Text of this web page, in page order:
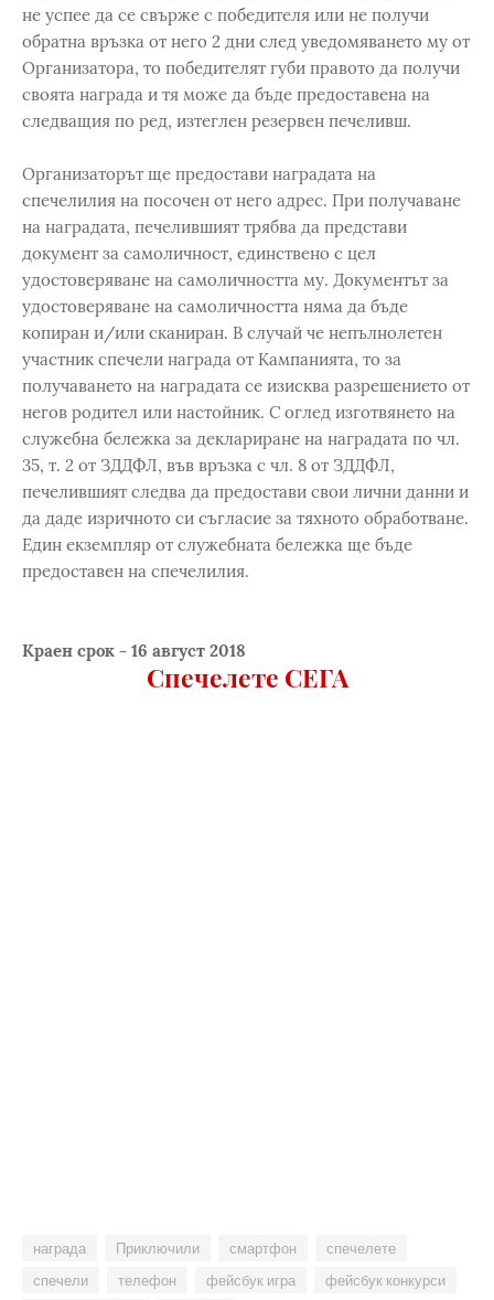
не успее да се свърже с победителя или не получи
обратна връзка от него 2 дни след уведомяването му от
Организатора, то победителят губи правото да получи
своята награда и тя може да бъде предоставена на
следващия по ред, изтеглен резервен печеливш.
Организаторът ще предостави наградата на
спечелилия на посочен от него адрес. При получаване
на наградата, печелившият трябва да представи
документ за самоличност, единствено с цел
удостоверяване на самоличността му. Документът за
удостоверяване на самоличността няма да бъде
копиран и/или сканиран. В случай че непълнолетен
участник спечели награда от Кампанията, то за
получаването на наградата се изисква разрешението от
негов родител или настойник. С оглед изготвянето на
служебна бележка за деклариране на наградата по чл.
35, т. 2 от ЗДДФЛ, във връзка с чл. 8 от ЗДДФЛ,
печелившият следва да предостави свои лични данни и
да даде изричното си съгласие за тяхното обработване.
Един екземпляр от служебната бележка ще бъде
предоставен на спечелилия.
Краен срок - 16 август 2018
Спечелете СЕГА
награда Приключили смартфон
спечелете
спечели
телефон фейсбук игра фейсбук конкурси